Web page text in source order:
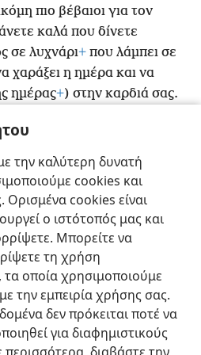
την καλύτερη δυνατή
cookies και
Ορισμένα cookies είναι
ο ιστότοπός μας και
Μπορείτε να
τη χρήση
οποία χρησιμοποιούμε
την εμπειρία χρήσης σας.
δεν πρόκειται ποτέ να
για διαφημιστικούς
πιο βέβαιοι για τον
καλά που δίνετε
σε λυχνάρι+ που λάμπει σε
χαράξει η ημέρα και να
ημέρας+) στην καρδιά σας.
προέρχεται από
Ποτέ δεν ειπώθηκε
ανθρώπου, +αλλά άνθρωποι
υποκινούνταν * από
Χρήση Προτιμήσεις
Bible and Tract Society of Pennsylvania
Απορρήτου
Ρυθμίσεις Απορρήτου
Σύνδεση